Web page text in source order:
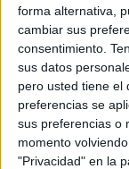
forma alternativa,
cambiar sus
consentimiento.
sus datos
pero usted tiene el
preferencias se
sus preferencias o
momento
"Privacidad" en la